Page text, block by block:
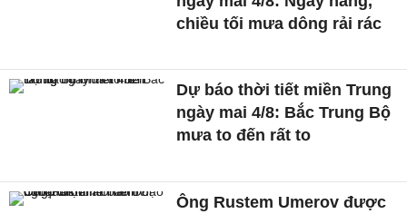
chiều tối mưa dông rải rác
Dự báo thời tiết miền Trung
ngày mai 4/8: Bắc Trung Bộ
mưa to đến rất to
Ông Rustem Umerov được